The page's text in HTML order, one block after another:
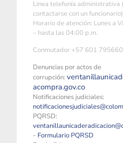
Linea telefonía administrativa
contactarse con un funcionario)
Horario de atención: Lunes a
– hasta las 04:00 p.m.
Conmutador +57 601
Denuncias por actos de
corrupción:
acompra.gov.co
Notificaciones judiciales:
PQRSD:
- Formulario PQRSD